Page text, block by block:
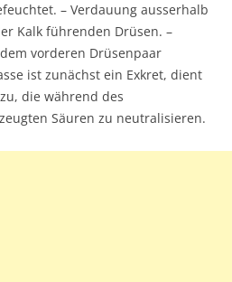
– Verdauung ausserhalb
Kalk führenden Drüsen. –
vorderen Drüsenpaar
ist zunächst ein Exkret, dient
die während des
Säuren zu neutralisieren.